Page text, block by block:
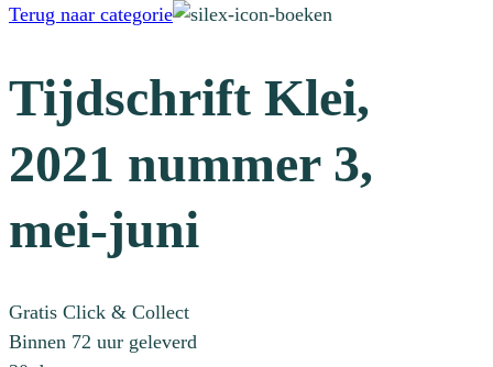
Terug naar categorie
Tijdschrift Klei,
2021 nummer 3,
mei-juni
Gratis Click & Collect
Binnen 72 uur geleverd